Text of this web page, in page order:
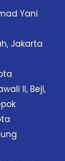
Yani
Jakarta
II, Beji,